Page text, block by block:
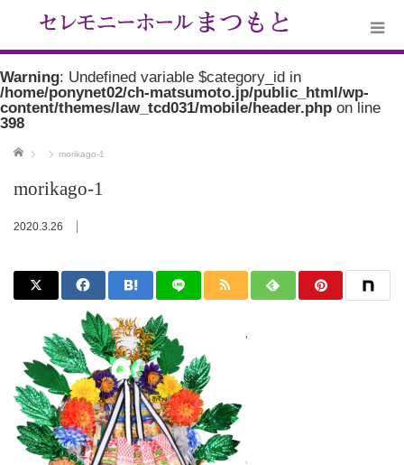
Warning: Undefined variable $category_id in
/home/ponynet02/ch-matsumoto.jp/public_html/wp-
content/themes/law_tcd031/mobile/header.php on line
398
ホーム morikago-1
morikago-1
2020.3.26